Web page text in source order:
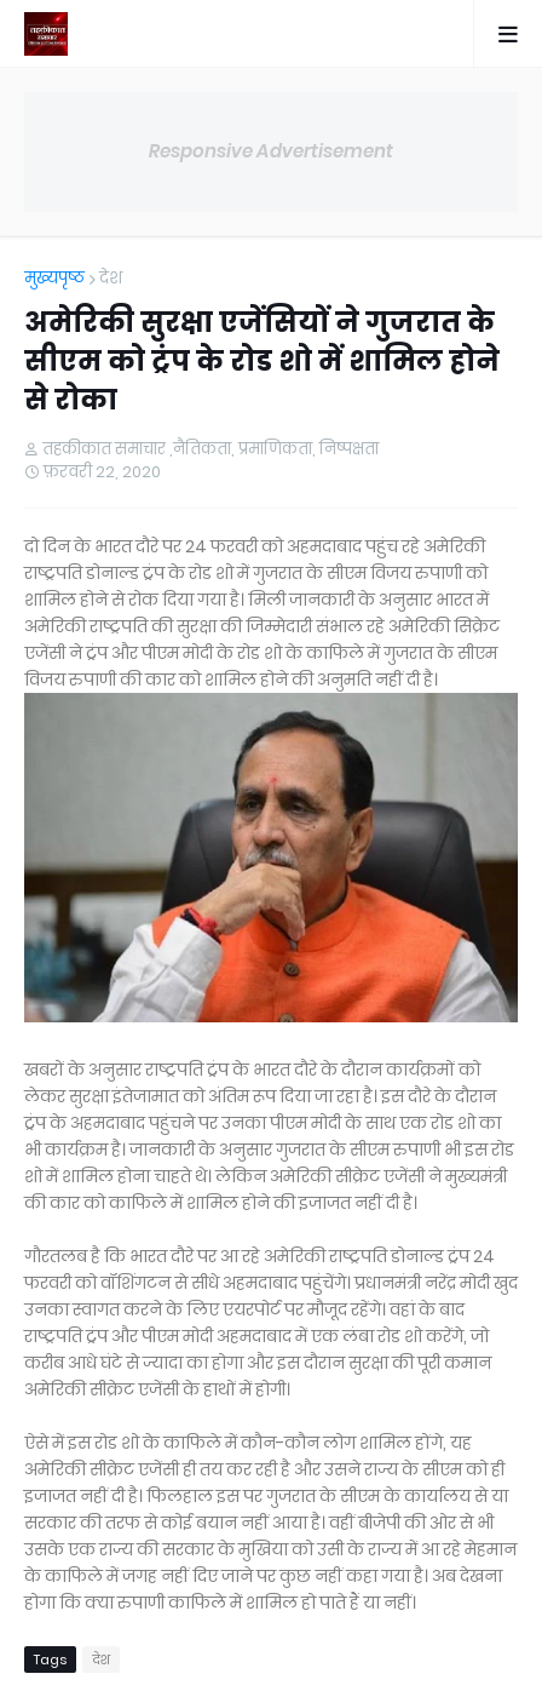
Responsive Advertisement
मुख्यपृष्ठ देश
अमेरिकी सुरक्षा एजेंसियों ने गुजरात के
सीएम को ट्रंप के रोड शो में शामिल होने
से रोका
तहकीकात समाचार ,नैतिकता, प्रमाणिकता, निष्पक्षता
फ़रवरी 22, 2020
दो दिन के भारत दौरे पर 24 फरवरी को अहमदाबाद पहुंच रहे अमेरिकी
राष्ट्रपति डोनाल्ड ट्रंप के रोड शो में गुजरात के सीएम विजय रुपाणी को
शामिल होने से रोक दिया गया है। मिली जानकारी के अनुसार भारत में
अमेरिकी राष्ट्रपति की सुरक्षा की जिम्मेदारी संभाल रहे अमेरिकी सिक्रेट
एजेंसी ने ट्रंप और पीएम मोदी के रोड शो के काफिले में गुजरात के सीएम
विजय रुपाणी की कार को शामिल होने की अनुमति नहीं दी है।
खबरों के अनुसार राष्ट्रपति ट्रंप के भारत दौरे के दौरान कार्यक्रमों को
लेकर सुरक्षा इंतेजामात को अंतिम रूप दिया जा रहा है। इस दौरे के दौरान
ट्रंप के अहमदाबाद पहुंचने पर उनका पीएम मोदी के साथ एक रोड शो का
भी कार्यक्रम है। जानकारी के अनुसार गुजरात के सीएम रुपाणी भी इस रोड
शो में शामिल होना चाहते थे। लेकिन अमेरिकी सीक्रेट एजेंसी ने मुख्यमंत्री
की कार को काफिले में शामिल होने की इजाजत नहीं दी है।
गौरतलब है कि भारत दौरे पर आ रहे अमेरिकी राष्ट्रपति डोनाल्ड ट्रंप 24
फरवरी को वॉशिंगटन से सीधे अहमदाबाद पहुंचेंगे। प्रधानमंत्री नरेंद्र मोदी खुद
उनका स्वागत करने के लिए एयरपोर्ट पर मौजूद रहेंगे। वहां के बाद
राष्ट्रपति ट्रंप और पीएम मोदी अहमदाबाद में एक लंबा रोड शो करेंगे, जो
करीब आधे घंटे से ज्यादा का होगा और इस दौरान सुरक्षा की पूरी कमान
अमेरिकी सीक्रेट एजेंसी के हाथों में होगी।
ऐसे में इस रोड शो के काफिले में कौन-कौन लोग शामिल होंगे, यह
अमेरिकी सीक्रेट एजेंसी ही तय कर रही है और उसने राज्य के सीएम को ही
इजाजत नहीं दी है। फिलहाल इस पर गुजरात के सीएम के कार्यालय से या
सरकार की तरफ से कोई बयान नहीं आया है। वहीं बीजेपी की ओर से भी
उसके एक राज्य की सरकार के मुखिया को उसी के राज्य में आ रहे मेहमान
के काफिले में जगह नहीं दिए जाने पर कुछ नहीं कहा गया है। अब देखना
होगा कि क्या रुपाणी काफिले में शामिल हो पाते हैं या नहीं।
Tags देश